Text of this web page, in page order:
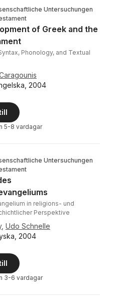
Untersuchungen
of Greek and the
Phonology, and Textual
2004
5-8 vardagar
Untersuchungen
in religions- und
Perspektive
, Udo Schnelle
2004
3-6 vardagar